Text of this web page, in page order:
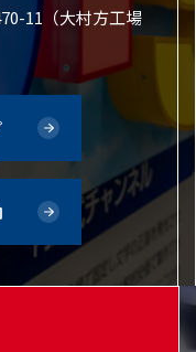
11（大村方工場